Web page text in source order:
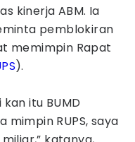
kinerja ABM. Ia
pemblokiran
memimpin Rapat
).
itu BUMD
RUPS, saya